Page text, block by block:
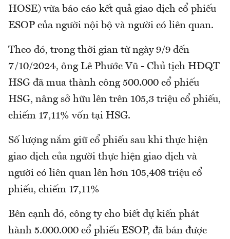
HOSE) vừa báo cáo kết quả giao dịch cổ phiếu
ESOP của người nội bộ và người có liên quan.
Theo đó, trong thời gian từ ngày 9/9 đến
7/10/2024, ông Lê Phước Vũ - Chủ tịch HĐQT
HSG đã mua thành công 500.000 cổ phiếu
HSG, nâng sở hữu lên trên 105,3 triệu cổ phiếu,
chiếm 17,11% vốn tại HSG.
Số lượng nắm giữ cổ phiếu sau khi thực hiện
giao dịch của người thực hiện giao dịch và
người có liên quan lên hơn 105,408 triệu cổ
phiếu, chiếm 17,11%
Bên cạnh đó, công ty cho biết dự kiến phát
hành 5.000.000 cổ phiếu ESOP, đã bán được